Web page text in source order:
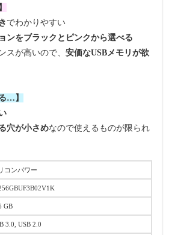
でわかりやすい
ンをブラックとピンクから選べる
スが高いので、 安価なUSBメモリが欲
…】
穴が小さめなので使えるものが限られ
コンパワー
GB
3.0, USB 2.0